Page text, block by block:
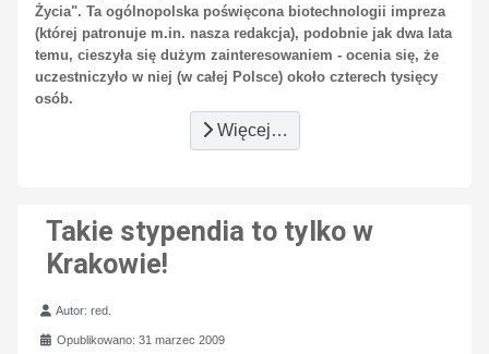
Życia". Ta ogólnopolska poświęcona biotechnologii impreza
(której patronuje m.in. nasza redakcja), podobnie jak dwa lata
temu, cieszyła się dużym zainteresowaniem - ocenia się, że
uczestniczyło w niej (w całej Polsce) około czterech tysięcy
osób.
Więcej…
Takie stypendia to tylko w
Krakowie!
Szczegóły
Autor:red.
Opublikowano: 31 marzec 2009